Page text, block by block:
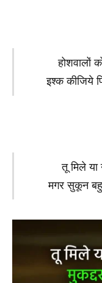
होशवालों
इश्क कीजिये
तू मिले या
मगर सुकून